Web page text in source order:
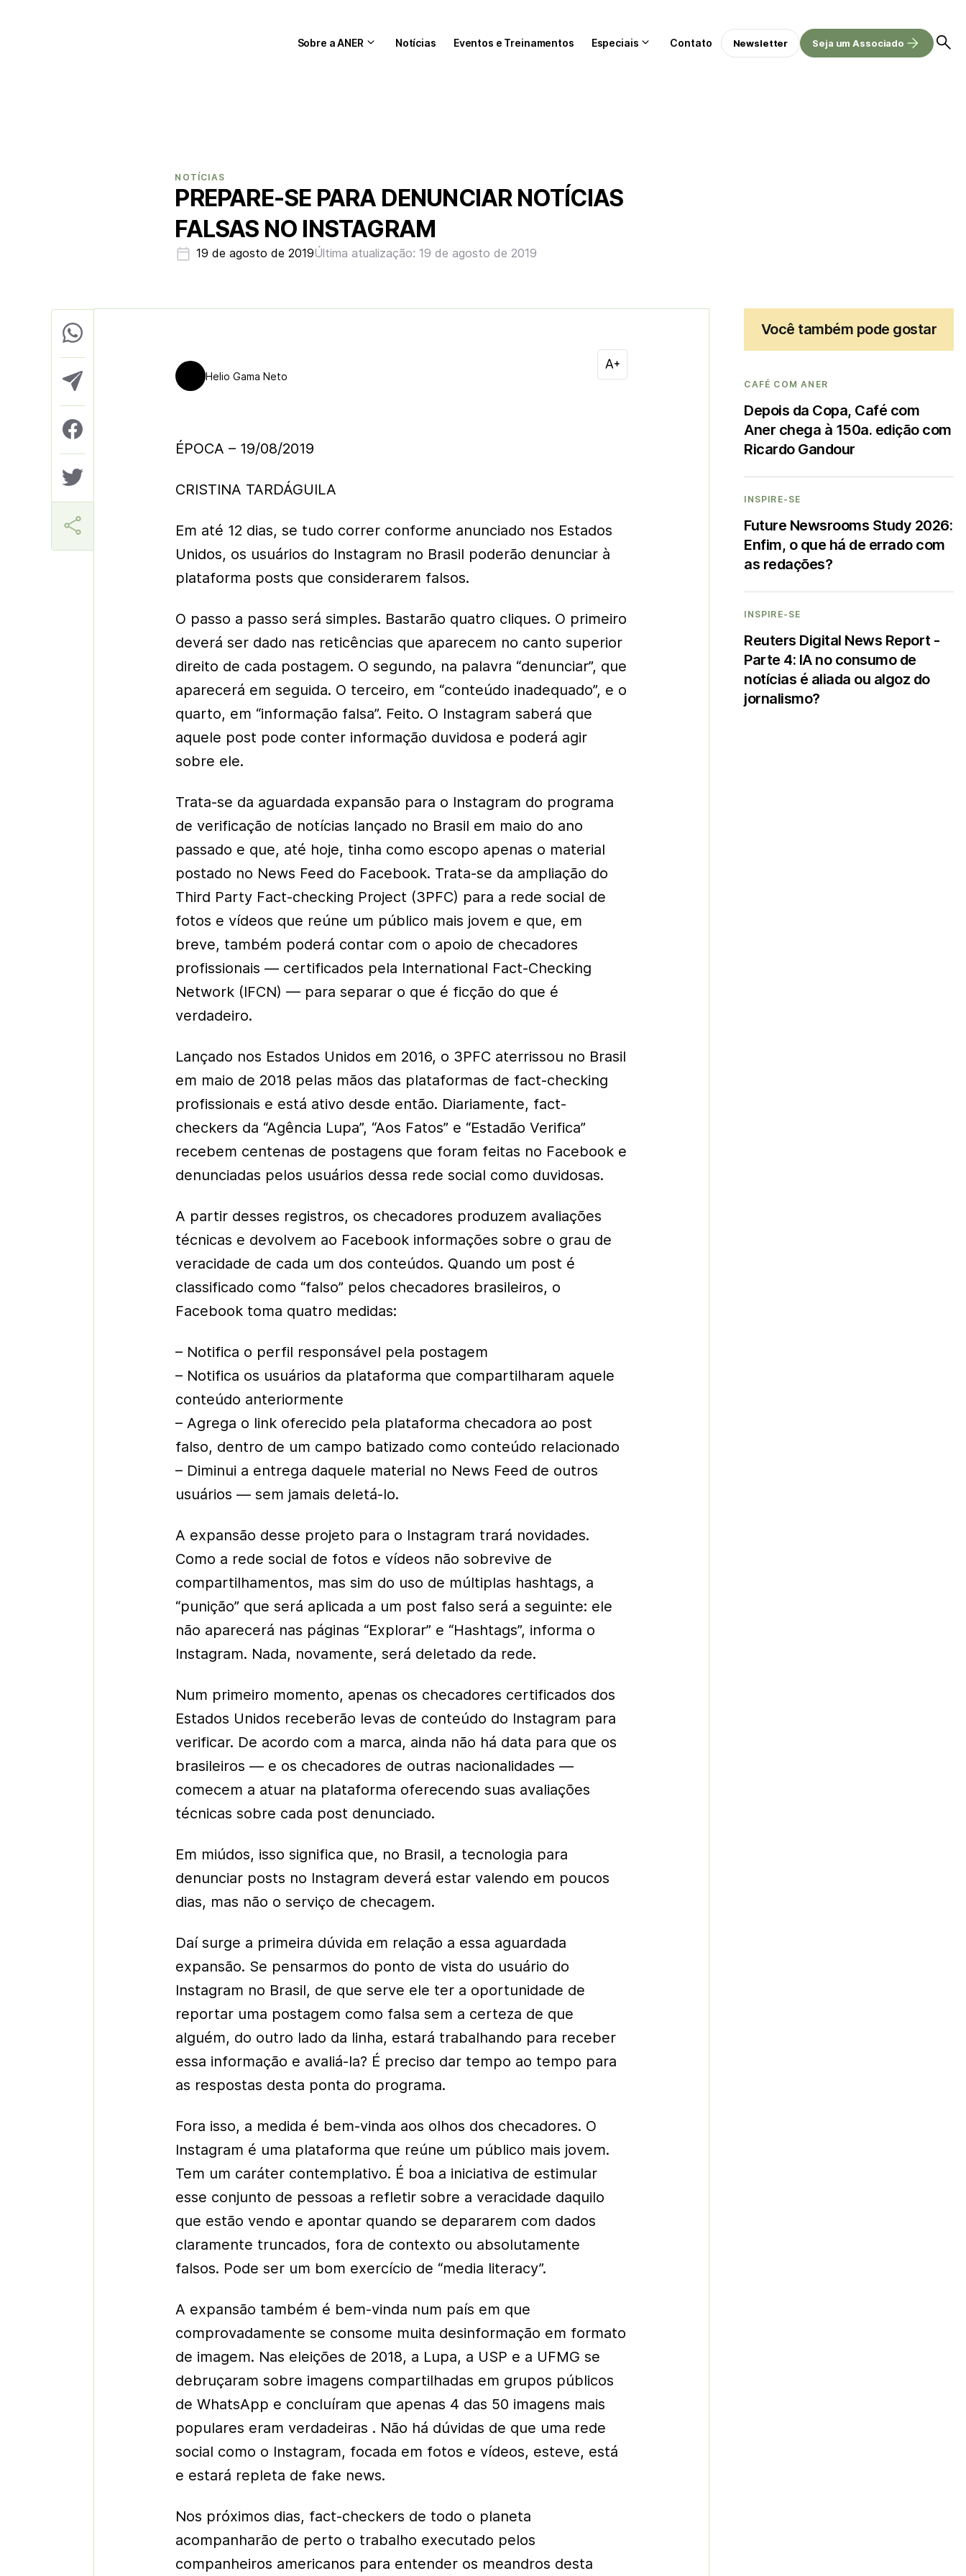
Sobre a ANER Notícias Eventos e Treinamentos Especiais Contato Newsletter Seja um Associado
NOTÍCIAS
PREPARE-SE PARA DENUNCIAR NOTÍCIAS
FALSAS NO INSTAGRAM
19 de agosto de 2019Última atualização: 19 de agosto de 2019
Helio Gama Neto
ÉPOCA – 19/08/2019
CRISTINA TARDÁGUILA
Em até 12 dias, se tudo correr conforme anunciado nos Estados
Unidos, os usuários do Instagram no Brasil poderão denunciar à
plataforma posts que considerarem falsos.
O passo a passo será simples. Bastarão quatro cliques. O primeiro
deverá ser dado nas reticências que aparecem no canto superior
direito de cada postagem. O segundo, na palavra “denunciar”, que
aparecerá em seguida. O terceiro, em “conteúdo inadequado”, e o
quarto, em “informação falsa”. Feito. O Instagram saberá que
aquele post pode conter informação duvidosa e poderá agir
sobre ele.
Trata-se da aguardada expansão para o Instagram do programa
de verificação de notícias lançado no Brasil em maio do ano
passado e que, até hoje, tinha como escopo apenas o material
postado no News Feed do Facebook. Trata-se da ampliação do
Third Party Fact-checking Project (3PFC) para a rede social de
fotos e vídeos que reúne um público mais jovem e que, em
breve, também poderá contar com o apoio de checadores
profissionais — certificados pela International Fact-Checking
Network (IFCN) — para separar o que é ficção do que é
verdadeiro.
Lançado nos Estados Unidos em 2016, o 3PFC aterrissou no Brasil
em maio de 2018 pelas mãos das plataformas de fact-checking
profissionais e está ativo desde então. Diariamente, fact-
checkers da “Agência Lupa”, “Aos Fatos” e “Estadão Verifica”
recebem centenas de postagens que foram feitas no Facebook e
denunciadas pelos usuários dessa rede social como duvidosas.
A partir desses registros, os checadores produzem avaliações
técnicas e devolvem ao Facebook informações sobre o grau de
veracidade de cada um dos conteúdos. Quando um post é
classificado como “falso” pelos checadores brasileiros, o
Facebook toma quatro medidas:
– Notifica o perfil responsável pela postagem
– Notifica os usuários da plataforma que compartilharam aquele
conteúdo anteriormente
– Agrega o link oferecido pela plataforma checadora ao post
falso, dentro de um campo batizado como conteúdo relacionado
– Diminui a entrega daquele material no News Feed de outros
usuários — sem jamais deletá-lo.
A expansão desse projeto para o Instagram trará novidades.
Como a rede social de fotos e vídeos não sobrevive de
compartilhamentos, mas sim do uso de múltiplas hashtags, a
“punição” que será aplicada a um post falso será a seguinte: ele
não aparecerá nas páginas “Explorar” e “Hashtags”, informa o
Instagram. Nada, novamente, será deletado da rede.
Num primeiro momento, apenas os checadores certificados dos
Estados Unidos receberão levas de conteúdo do Instagram para
verificar. De acordo com a marca, ainda não há data para que os
brasileiros — e os checadores de outras nacionalidades —
comecem a atuar na plataforma oferecendo suas avaliações
técnicas sobre cada post denunciado.
Em miúdos, isso significa que, no Brasil, a tecnologia para
denunciar posts no Instagram deverá estar valendo em poucos
dias, mas não o serviço de checagem.
Daí surge a primeira dúvida em relação a essa aguardada
expansão. Se pensarmos do ponto de vista do usuário do
Instagram no Brasil, de que serve ele ter a oportunidade de
reportar uma postagem como falsa sem a certeza de que
alguém, do outro lado da linha, estará trabalhando para receber
essa informação e avaliá-la? É preciso dar tempo ao tempo para
as respostas desta ponta do programa.
Fora isso, a medida é bem-vinda aos olhos dos checadores. O
Instagram é uma plataforma que reúne um público mais jovem.
Tem um caráter contemplativo. É boa a iniciativa de estimular
esse conjunto de pessoas a refletir sobre a veracidade daquilo
que estão vendo e apontar quando se depararem com dados
claramente truncados, fora de contexto ou absolutamente
falsos. Pode ser um bom exercício de “media literacy”.
A expansão também é bem-vinda num país em que
comprovadamente se consome muita desinformação em formato
de imagem. Nas eleições de 2018, a Lupa, a USP e a UFMG se
debruçaram sobre imagens compartilhadas em grupos públicos
de WhatsApp e concluíram que apenas 4 das 50 imagens mais
populares eram verdadeiras . Não há dúvidas de que uma rede
social como o Instagram, focada em fotos e vídeos, esteve, está
e estará repleta de fake news.
Nos próximos dias, fact-checkers de todo o planeta
acompanharão de perto o trabalho executado pelos
companheiros americanos para entender os meandros desta
Você também pode gostar
CAFÉ COM ANER
Depois da Copa, Café com
Aner chega à 150a. edição com
Ricardo Gandour
INSPIRE-SE
Future Newsrooms Study 2026:
Enfim, o que há de errado com
as redações?
INSPIRE-SE
Reuters Digital News Report -
Parte 4: IA no consumo de
notícias é aliada ou algoz do
jornalismo?